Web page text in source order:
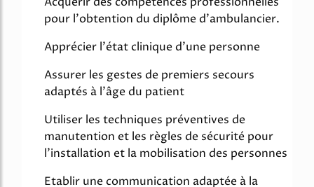
pour l'obtention du diplôme d'ambulancier.
Apprécier l'état clinique d'une personne
Assurer les gestes de premiers secours
adaptés à l'âge du patient
Utiliser les techniques préventives de
manutention et les règles de sécurité pour
l'installation et la mobilisation des personnes
Etablir une communication adaptée à la